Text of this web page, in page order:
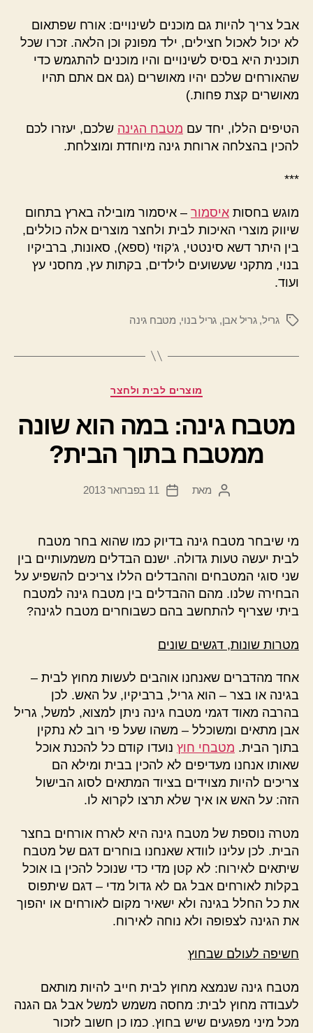
אבל צריך להיות גם מוכנים לשינויים: אורח שפתאום
לא יכול לאכול חצילים, ילד מפונק וכן הלאה. זכרו שכל
תוכנית היא בסיס לשינויים והיו מוכנים להתגמש כדי
שהאורחים שלכם יהיו מאושרים (גם אם אתם תהיו
מאושרים קצת פחות.)
הטיפים הללו, יחד עם מטבח הגינה שלכם, יעזרו לכם
להכין בהצלחה ארוחת גינה מיוחדת ומוצלחת.
***
מוגש בחסות איסמור – איסמור מובילה בארץ בתחום
שיווק מוצרי האיכות לבית ולחצר מוצרים אלה כוללים,
בין היתר דשא סינטטי, ג'קוזי (ספא), סאונות, ברביקיו
בנוי, מתקני שעשועים לילדים, בקתות עץ, מחסני עץ
ועוד.
תגיותגריל,גריל אבן, גריל בנוי, מטבח גינה
קטגוריות
מוצרים לבית ולחצר
מטבח גינה: במה הוא שונה
ממטבח בתוך הבית?
המחבר
מאת
תאריך
11 בפברואר 2013
מי שיבחר מטבח גינה בדיוק כמו שהוא בחר מטבח
לבית יעשה טעות גדולה. ישנם הבדלים משמעותיים בין
שני סוגי המטבחים וההבדלים הללו צריכים להשפיע על
הבחירה שלנו. מהם ההבדלים בין מטבח גינה למטבח
ביתי שצריף להתחשב בהם כשבוחרים מטבח לגינה?
מטרות שונות, דגשים שונים
אחד מהדברים שאנחנו אוהבים לעשות מחוץ לבית –
בגינה או בצר – הוא גריל, ברביקיו, על האש. לכן
בהרבה מאוד דגמי מטבח גינה ניתן למצוא, למשל, גריל
אבן מתאים ומשוכלל – משהו שעל פי רוב לא נתקין
בתוך הבית. מטבחי חוץ נועדו קודם כל להכנת אוכל
שאותו אנחנו מעדיפים לא להכין בבית ומילא הם
צריכים להיות מצוידים בציוד המתאים לסוג הבישול
הזה: על האש או איך שלא תרצו לקרוא לו.
מטרה נוספת של מטבח גינה היא לארח אורחים בחצר
הבית. לכן עלינו לוודא שאנחנו בוחרים דגם של מטבח
שיתאים לאירוח: לא קטן מדי כדי שנוכל להכין בו אוכל
בקלות לאורחים אבל גם לא גדול מדי – דגם שיתפוס
את כל החלל בגינה ולא ישאיר מקום לאורחים או יהפוך
את הגינה לצפופה ולא נוחה לאירוח.
חשיפה לעולם שבחוץ
מטבח גינה שנמצא מחוץ לבית חייב להיות מותאם
לעבודה מחוץ לבית: מחסה משמש למשל אבל גם הגנה
מכל מיני מפגעים שיש בחוץ. כמו כן חשוב לזכור